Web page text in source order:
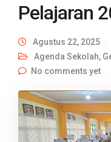
Pelajaran
Agustus 22, 2025
Agenda Sekolah,
No comments yet